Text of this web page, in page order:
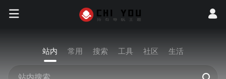
站内 常用 搜索 工具 社区 生活